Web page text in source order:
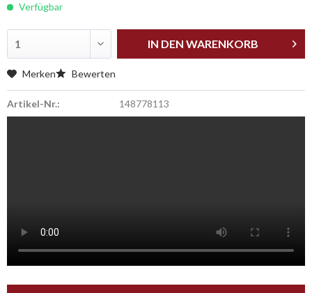
Verfügbar
IN DEN WARENKORB
Merken Bewerten
Artikel-Nr.: 148778113